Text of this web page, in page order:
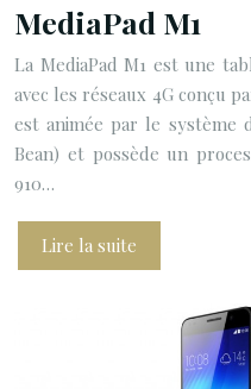
MediaPad M1
La MediaPad M1 est une
avec les réseaux 4G conçu
est animée par le système
Bean) et possède un
910…
Lire la suite